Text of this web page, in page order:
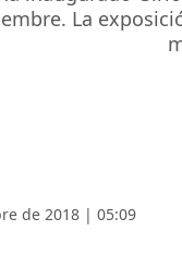
La
de 2018 | 05:09